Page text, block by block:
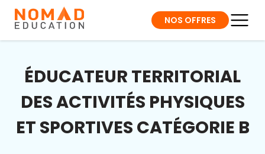
NOS OFFRES
ÉDUCATEUR TERRITORIAL
DES ACTIVITÉS PHYSIQUES
ET SPORTIVES CATÉGORIE B